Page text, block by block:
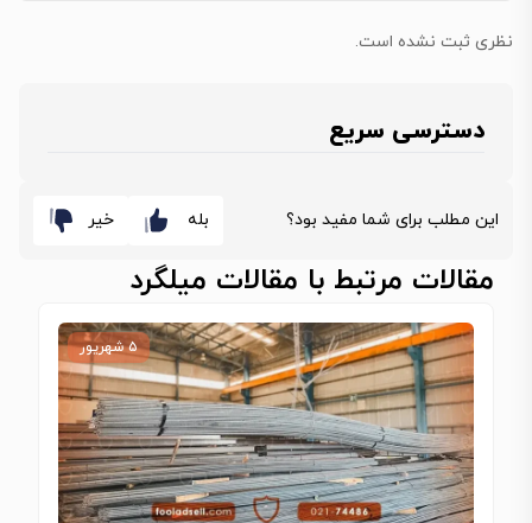
نظری ثبت نشده است.
دسترسی سریع
این مطلب برای شما مفید بود؟ بله خیر
مقالات مرتبط با مقالات میلگرد
۵ شهریور